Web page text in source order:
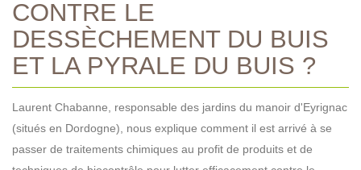
CONTRE LE
DESSÈCHEMENT DU BUIS
ET LA PYRALE DU BUIS ?
Laurent Chabanne, responsable des jardins du manoir d'Eyrignac
(situés en Dordogne), nous explique comment il est arrivé à se
passer de traitements chimiques au profit de produits et de